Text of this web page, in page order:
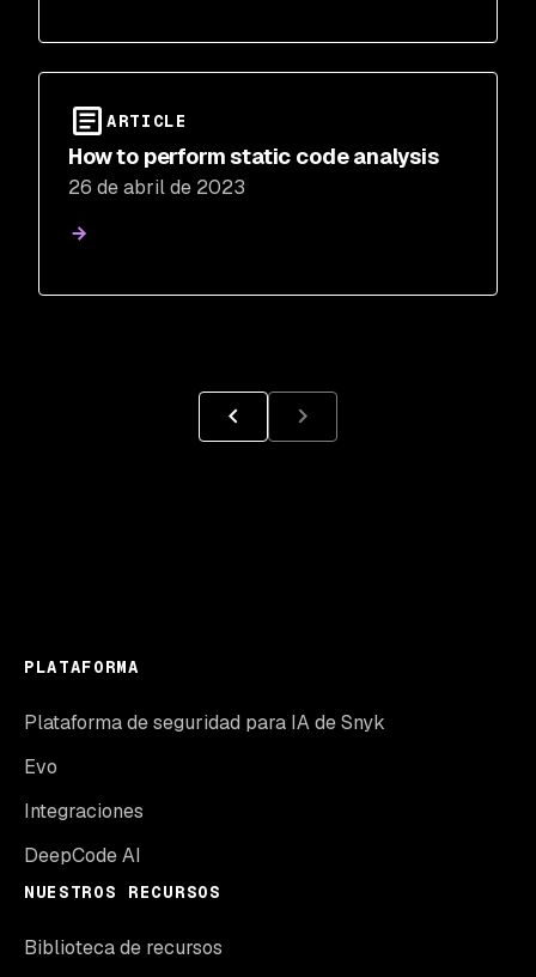
ARTICLE
How to perform static code analysis
26 de abril de 2023
PLATAFORMA
Plataforma de seguridad para IA de Snyk
Evo
Integraciones
DeepCode AI
NUESTROS RECURSOS
Biblioteca de recursos